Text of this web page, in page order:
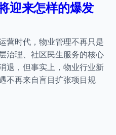
迎来怎样的爆发
营时代，物业管理不再只是
治理、社区民生服务的核心
退，但事实上，物业行业新
不再来自盲目扩张项目规